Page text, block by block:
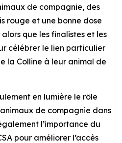
de compagnie, des
rouge et une bonne dose
que les finalistes et les
célébrer le lien particulier
la Colline à leur animal de
en lumière le rôle
de compagnie dans
l’importance du
pour améliorer l’accès